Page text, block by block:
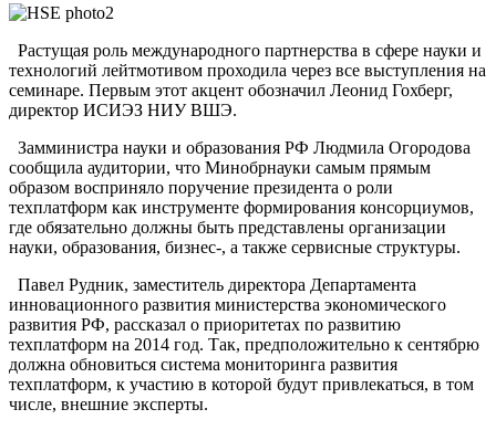
Растущая роль международного партнерства в сфере науки и
технологий лейтмотивом проходила через все выступления на
семинаре. Первым этот акцент обозначил Леонид Гохберг,
директор ИСИЭЗ НИУ ВШЭ.
Замминистра науки и образования РФ Людмила Огородова
сообщила аудитории, что Минобрнауки самым прямым
образом восприняло поручение президента о роли
техплатформ как инструменте формирования консорциумов,
где обязательно должны быть представлены организации
науки, образования, бизнес-, а также сервисные структуры.
Павел Рудник, заместитель директора Департамента
инновационного развития министерства экономического
развития РФ, рассказал о приоритетах по развитию
техплатформ на 2014 год. Так, предположительно к сентябрю
должна обновиться система мониторинга развития
техплатформ, к участию в которой будут привлекаться, в том
числе, внешние эксперты.